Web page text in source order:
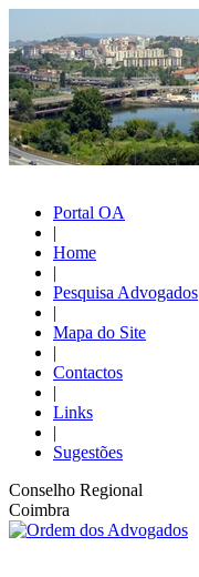
Portal OA
|
Home
|
Pesquisa Advogados
|
Mapa do Site
|
Contactos
|
Links
|
Sugestões
Conselho Regional
Coimbra